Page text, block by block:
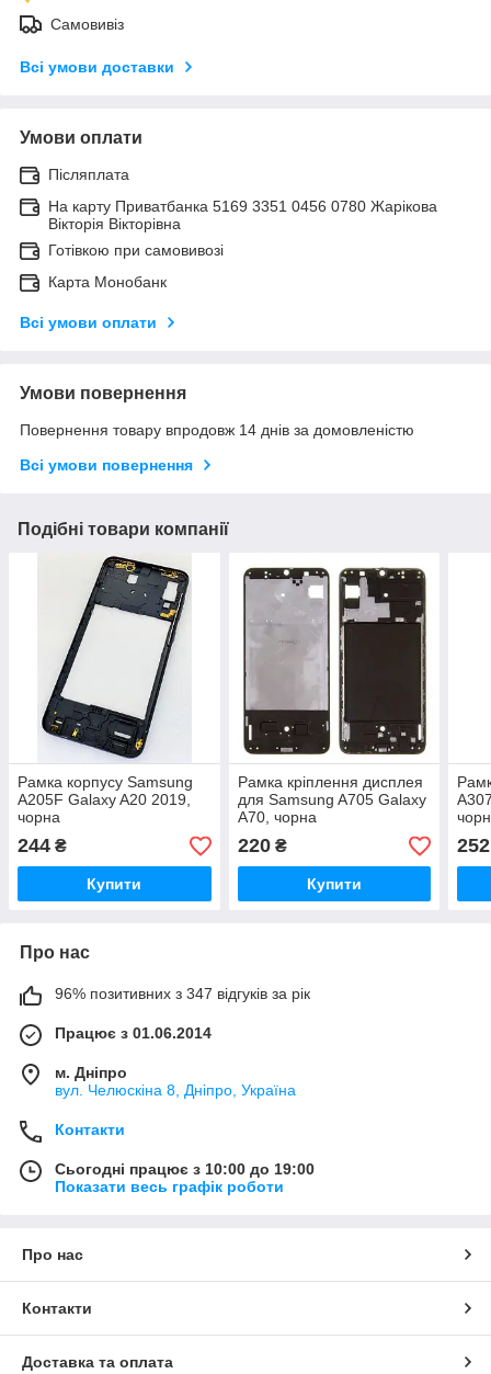
Самовивіз
Всі умови доставки
Умови оплати
Післяплата
На карту Приватбанка 5169 3351 0456 0780 Жарікова
Вікторія Вікторівна
Готівкою при самовивозі
Карта Монобанк
Всі умови оплати
Умови повернення
Повернення товару впродовж 14 днів за домовленістю
Всі умови повернення
Подібні товари компанії
Рамка корпусу Samsung
A205F Galaxy A20 2019,
чорна
244 ₴
Купити
Рамка кріплення дисплея
для Samsung A705 Galaxy
A70, чорна
220₴
Купити
252
Про нас
96% позитивних з 347 відгуків за рік
Працює з 01.06.2014
м. Дніпро
вул. Челюскіна 8, Дніпро, Україна
Контакти
Сьогодні працює з 10:00 до 19:00
Показати весь графік роботи
Про нас
Контакти
Доставка та оплата